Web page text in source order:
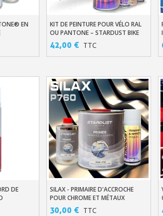
Livraison
EN
Ajouter Au Panier
KIT DE PEINTURE POUR VÉLO RAL
OU PANTONE – STARDUST BIKE
42,00 € TTC
DE
Ajouter Au Panier
SILAX - PRIMAIRE D'ACCROCHE
POUR CHROME ET MÉTAUX
DIFFICILES P760
30,00 € TTC